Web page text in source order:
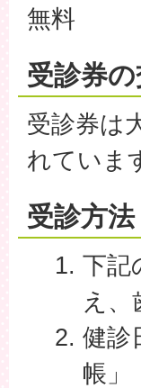
無料
受診券
受診券は
れていま
受診方法
下記
え
健診
帳」